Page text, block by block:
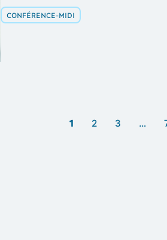
CONFÉRENCE-MIDI
1 2 3